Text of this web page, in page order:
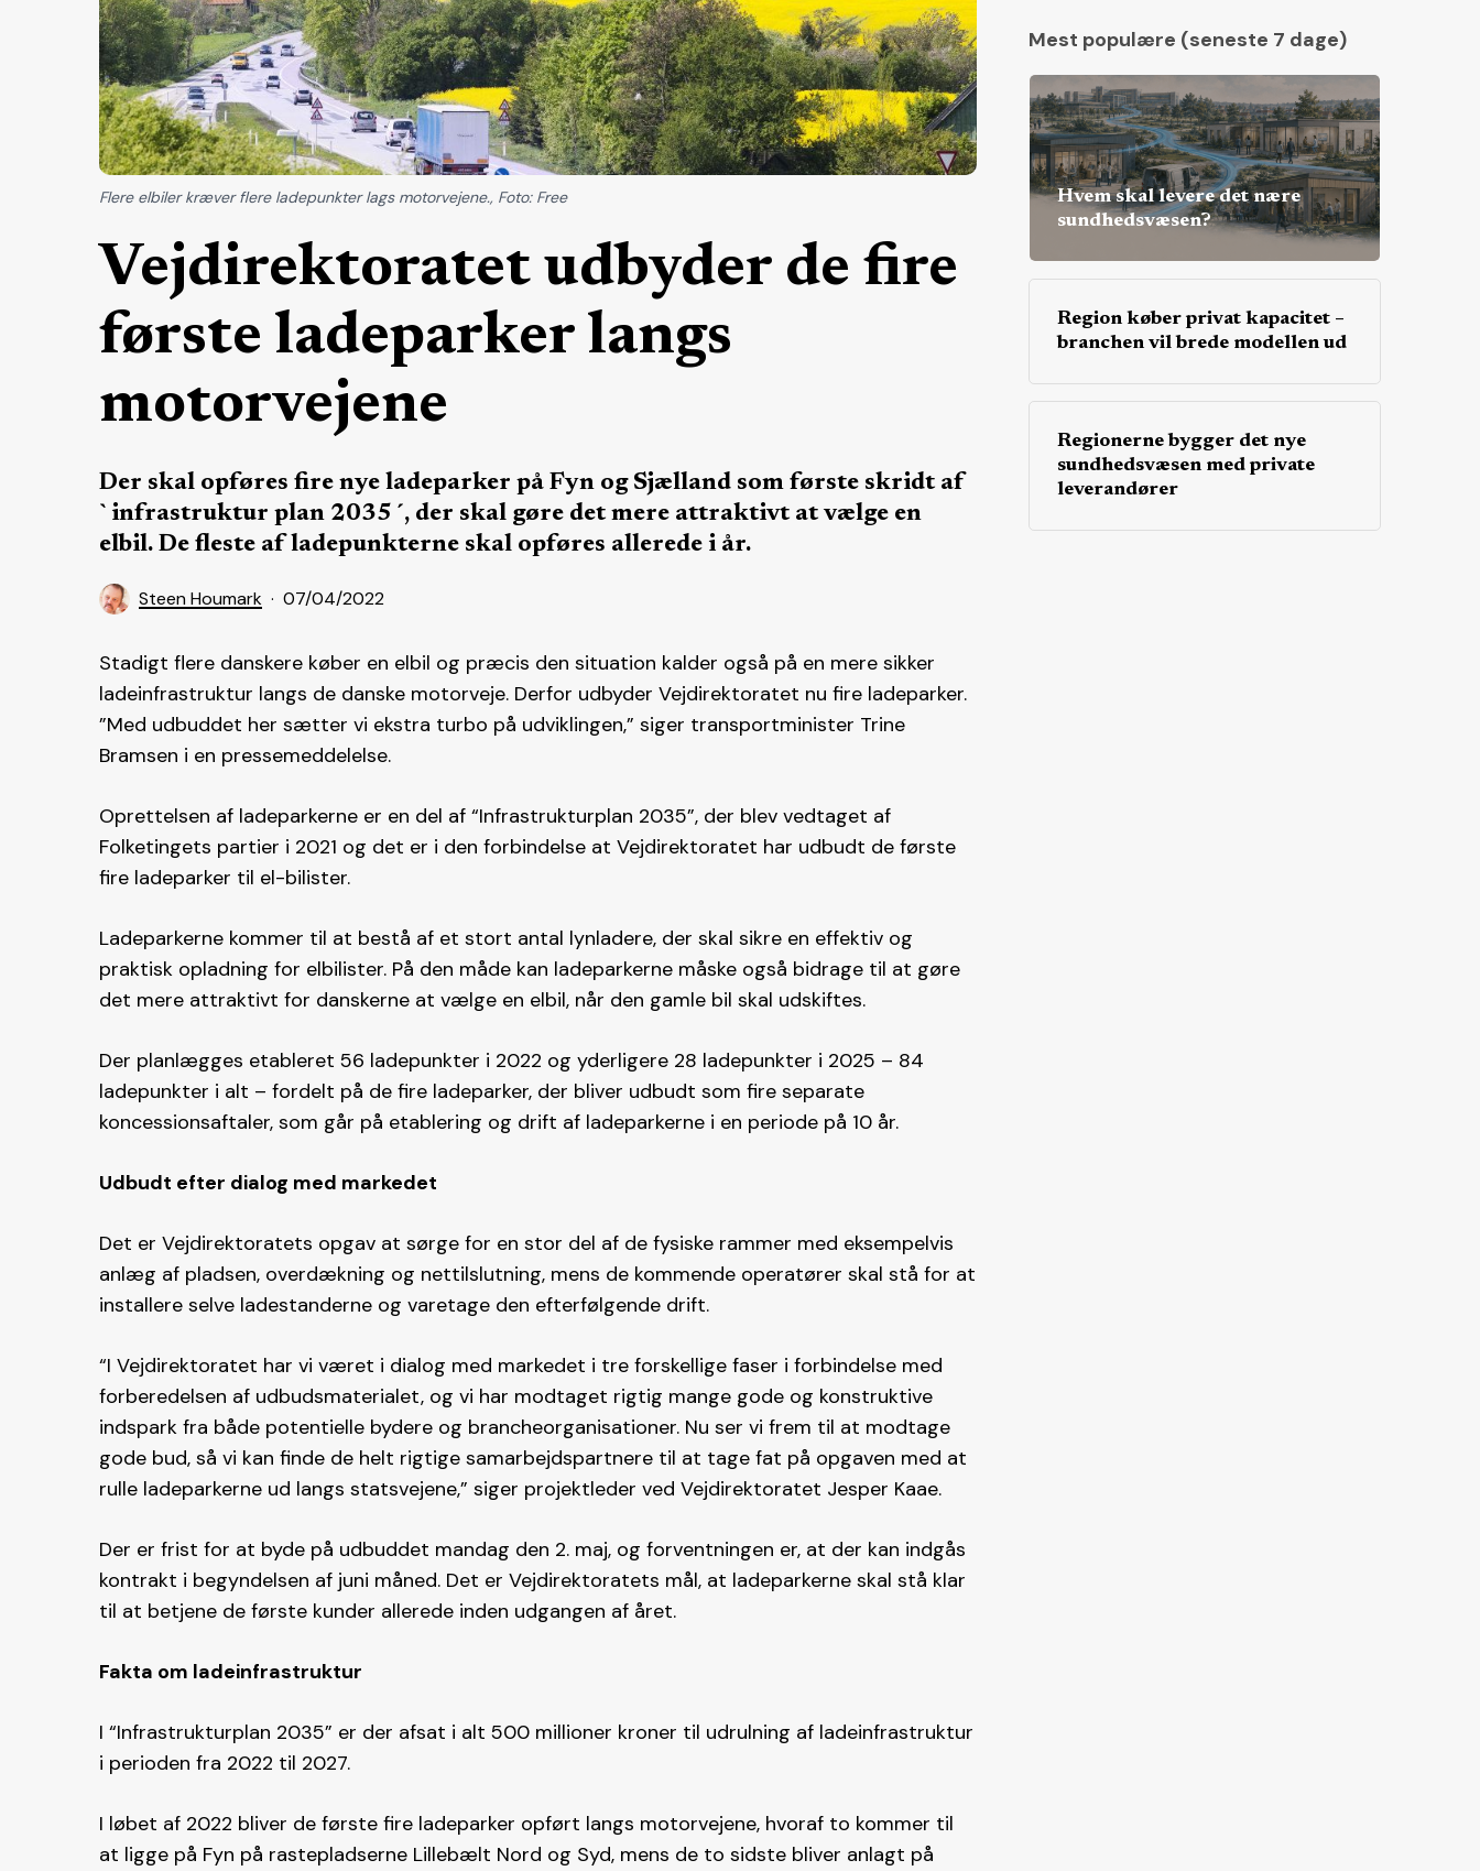
Vejdirektoratet udbyder de fire
første ladeparker langs
motorvejene
Der skal opføres fire nye ladeparker på Fyn og Sjælland som første skridt af
`infrastruktur plan 2035´, der skal gøre det mere attraktivt at vælge en
elbil. De fleste af ladepunkterne skal opføres allerede i år.
Steen Houmark 07/04/2022
Flere elbiler kræver flere ladepunkter lags motorvejene., Foto: Free
Stadigt flere danskere køber en elbil og præcis den situation kalder også på en mere sikker
ladeinfrastruktur langs de danske motorveje. Derfor udbyder Vejdirektoratet nu fire ladeparker.
”Med udbuddet her sætter vi ekstra turbo på udviklingen,” siger transportminister Trine
Bramsen i en pressemeddelelse.
Oprettelsen af ladeparkerne er en del af “Infrastrukturplan 2035”, der blev vedtaget af
Folketingets partier i 2021 og det er i den forbindelse at Vejdirektoratet har udbudt de første
fire ladeparker til el-bilister.
Ladeparkerne kommer til at bestå af et stort antal lynladere, der skal sikre en effektiv og
praktisk opladning for elbilister. På den måde kan ladeparkerne måske også bidrage til at gøre
det mere attraktivt for danskerne at vælge en elbil, når den gamle bil skal udskiftes.
Der planlægges etableret 56 ladepunkter i 2022 og yderligere 28 ladepunkter i 2025 – 84
ladepunkter i alt – fordelt på de fire ladeparker, der bliver udbudt som fire separate
koncessionsaftaler, som går på etablering og drift af ladeparkerne i en periode på 10 år.
Udbudt efter dialog med markedet
Det er Vejdirektoratets opgav at sørge for en stor del af de fysiske rammer med eksempelvis
anlæg af pladsen, overdækning og nettilslutning, mens de kommende operatører skal stå for at
installere selve ladestanderne og varetage den efterfølgende drift.
“I Vejdirektoratet har vi været i dialog med markedet i tre forskellige faser i forbindelse med
forberedelsen af udbudsmaterialet, og vi har modtaget rigtig mange gode og konstruktive
indspark fra både potentielle bydere og brancheorganisationer. Nu ser vi frem til at modtage
gode bud, så vi kan finde de helt rigtige samarbejdspartnere til at tage fat på opgaven med at
rulle ladeparkerne ud langs statsvejene,” siger projektleder ved Vejdirektoratet Jesper Kaae.
Der er frist for at byde på udbuddet mandag den 2. maj, og forventningen er, at der kan indgås
kontrakt i begyndelsen af juni måned. Det er Vejdirektoratets mål, at ladeparkerne skal stå klar
til at betjene de første kunder allerede inden udgangen af året.
Fakta om ladeinfrastruktur
I “Infrastrukturplan 2035” er der afsat i alt 500 millioner kroner til udrulning af ladeinfrastruktur
i perioden fra 2022 til 2027.
I løbet af 2022 bliver de første fire ladeparker opført langs motorvejene, hvoraf to kommer til
at ligge på Fyn på rastepladserne Lillebælt Nord og Syd, mens de to sidste bliver anlagt på
Mest populære (seneste 7 dage)
Hvem skal levere det nære
sundhedsvæsen?
Region køber privat kapacitet –
branchen vil brede modellen ud
Regionerne bygger det nye
sundhedsvæsen med private
leverandører